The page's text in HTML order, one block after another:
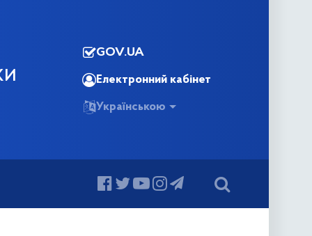
GOV.UA
Електронний кабінет
Українською